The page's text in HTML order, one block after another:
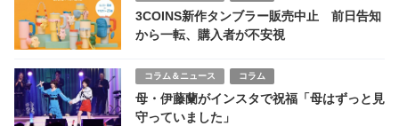
3COINS新作タンブラー販売中止 前日告知
から一転、購入者が不安視
コラム＆ニュース コラム
母・伊藤蘭がインスタで祝福「母はずっと見
守っていました」